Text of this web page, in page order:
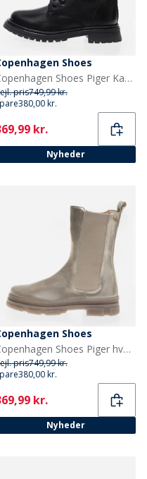
Shoes
Copenhagen Shoes Piger Kaylee Høje Støvler 0001 Black
pris749,99 kr.
380,00 kr.
kr.
Nyheder
Shoes
Copenhagen Shoes Piger hverdag Piger støvler 0051 Gold
pris749,99 kr.
380,00 kr.
kr.
Nyheder